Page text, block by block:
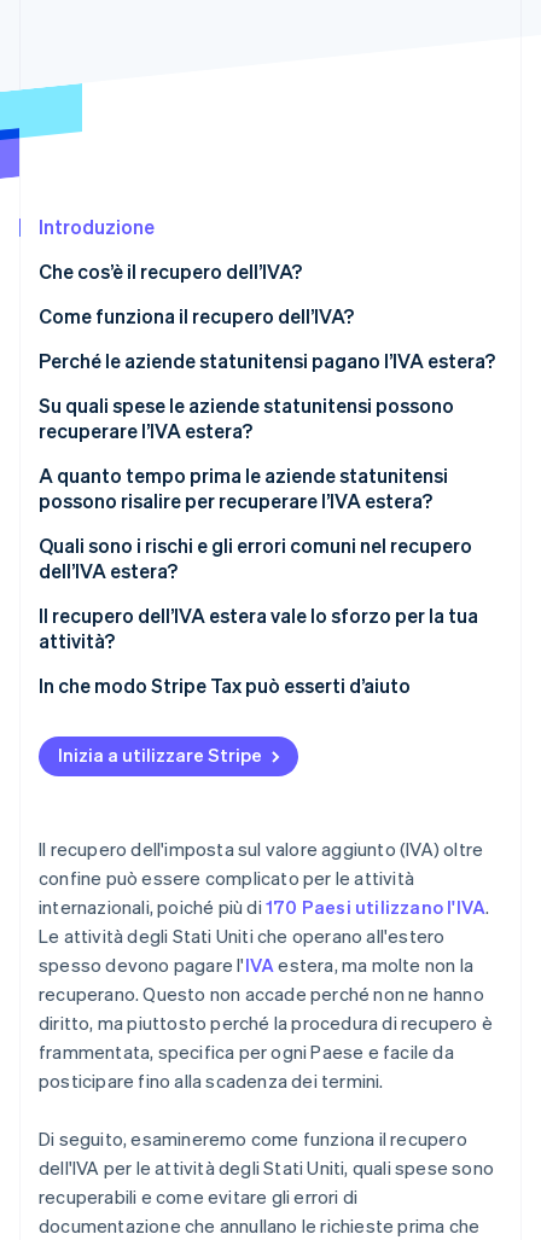
Costituzione di start-up
Identity
Scopri come Stripe sta costruendo l'infrastruttura
Guarda ora
Introduzione
Che cos’è il recupero dell’IVA?
Come funziona il recupero dell’IVA?
Perché le aziende statunitensi pagano l’IVA estera?
Su quali spese le aziende statunitensi possono
recuperare l’IVA estera?
A quanto tempo prima le aziende statunitensi
possono risalire per recuperare l’IVA estera?
Quali sono i rischi e gli errori comuni nel recupero
dell’IVA estera?
Il recupero dell’IVA estera vale lo sforzo per la tua
attività?
In che modo Stripe Tax può esserti d’aiuto
Inizia a utilizzare Stripe
Il recupero dell'imposta sul valore aggiunto (IVA) oltre
confine può essere complicato per le attività
internazionali, poiché più di 170 Paesi utilizzano l'IVA.
Le attività degli Stati Uniti che operano all'estero
spesso devono pagare l'IVAestera, ma molte non la
recuperano. Questo non accade perché non ne hanno
diritto, ma piuttosto perché la procedura di recupero è
frammentata, specifica per ogni Paese e facile da
posticipare fino alla scadenza dei termini.
Di seguito, esamineremo come funziona il recupero
dell'IVA per le attività degli Stati Uniti, quali spese sono
recuperabili e come evitare gli errori di
documentazione che annullano le richieste prima che